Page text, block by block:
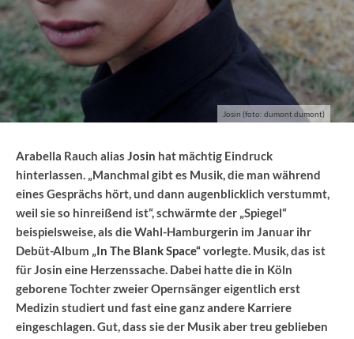
Josin (foto: dumont dumont)
Arabella Rauch alias Josin hat mächtig Eindruck
hinterlassen. „Manchmal gibt es Musik, die man während
eines Gesprächs hört, und dann augenblicklich verstummt,
weil sie so hinreißend ist“, schwärmte der „Spiegel“
beispielsweise, als die Wahl-Hamburgerin im Januar ihr
Debüt-Album „In The Blank Space“vorlegte. Musik, das ist
für Josin eine Herzenssache. Dabei hatte die in Köln
geborene Tochter zweier Opernsänger eigentlich erst
Medizin studiert und fast eine ganz andere Karriere
eingeschlagen. Gut, dass sie der Musik aber treu geblieben